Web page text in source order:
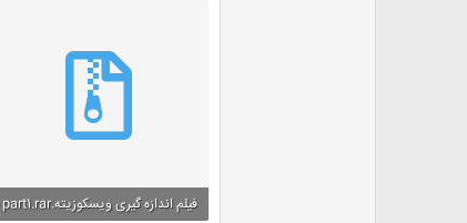
فیلم اندازه گیری ویسکوزیته.part1.rar